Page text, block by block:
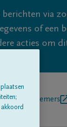
via
of een
acties om